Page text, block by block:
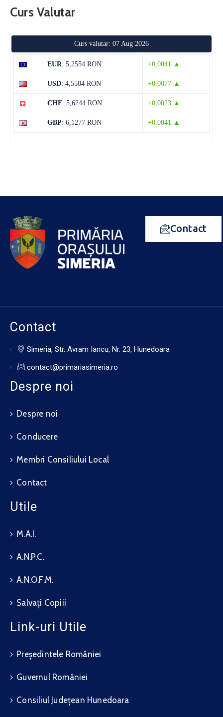
Curs Valutar
Curs valutar: 07 Aug 2026
EUR: 5,2554 RON +0,0041 ▲
USD: 4,5584 RON +0,0077 ▲
CHF: 5,6244 RON +0,0023 ▲
GBP: 6,1277 RON +0,0041 ▲
Contact
Contact
Simeria, Str. Avram Iancu, Nr. 23, Hunedoara
contact@primariasimeria.ro
Despre noi
Despre noi
Conducere
Membri Consiliului Local
Contact
Utile
M.A.I.
A.N.P.C.
A.N.O.F.M.
Salvați Copiii
Link-uri Utile
Președintele României
Guvernul României
Consiliul Județean Hunedoara